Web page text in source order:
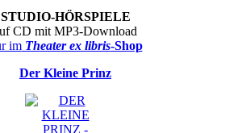
STUDIO-HÖRSPIELE
CD mit MP3-Download
imTheater ex libris-Shop
Der Kleine Prinz